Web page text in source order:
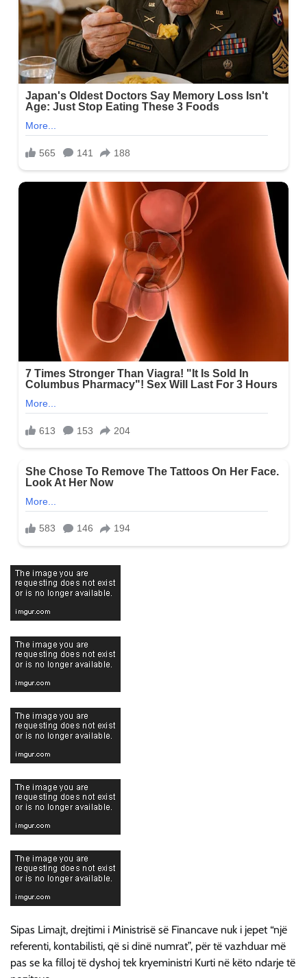
Sipas Limajt, drejtimi i Ministrisë së Financave nuk i jepet “një
referenti, kontabilisti, që si dinë numrat”, për të vazhduar më
pas se ka filloj të dyshoj tek kryeministri Kurti në këto ndarje të